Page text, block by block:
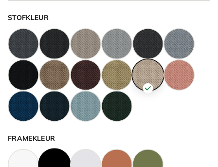
STOFKLEUR
FRAMEKLEUR